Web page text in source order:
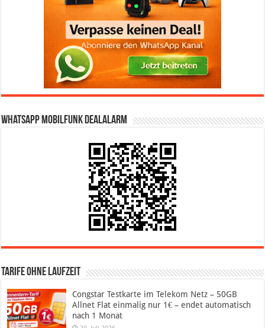
WhatsApp Mobilfunk DealAlarm
Tarife ohne Laufzeit
Congstar Testkarte im Telekom Netz – 50GB
Allnet Flat einmalig nur 1€ – endet automatisch
nach 1 Monat